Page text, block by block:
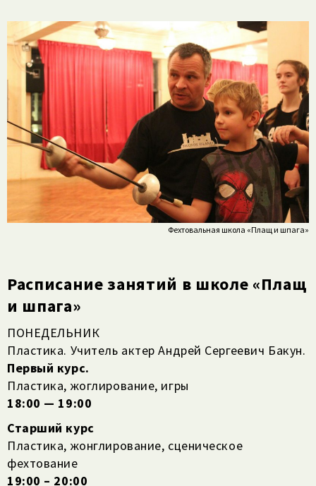
Фехтовальная школа «Плащ и шпага»
Расписание занятий в школе «Плащ
и шпага»
ПОНЕДЕЛЬНИК
Пластика. Учитель актер Андрей Сергеевич Бакун.
Первый курс.
Пластика, жоглирование, игры
18:00 — 19:00
Старший курс
Пластика, жонглирование, сценическое
фехтование
19:00 – 20:00